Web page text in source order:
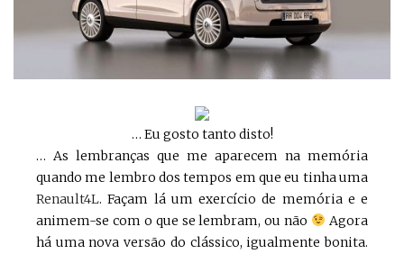
… Eu gosto tanto disto!
… As lembranças que me aparecem na memória
quando me lembro dos tempos em que eu tinha uma
Renault4L. Façam lá um exercício de memória e e
animem-se com o que se lembram, ou não
Agora
há uma nova versão do clássico, igualmente bonita.